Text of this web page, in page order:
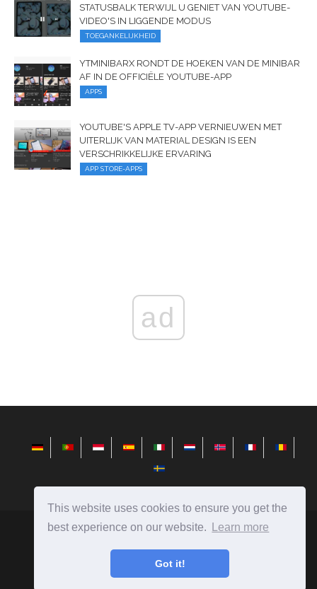
This website uses cookies to ensure you get the
best experience on our website.
Learn more
Got it!
STATUSBALK TERWIJL U GENIET VAN YOUTUBE-
VIDEO'S IN LIGGENDE MODUS
TOEGANKELIJKHEID
YTMINIBARX RONDT DE HOEKEN VAN DE MINIBAR
AF IN DE OFFICIËLE YOUTUBE-APP
APPS
YOUTUBE'S APPLE TV-APP VERNIEUWEN MET
UITERLIJK VAN MATERIAL DESIGN IS EEN
VERSCHRIKKELIJKE ERVARING
APP STORE-APPS
ad
2026
Nieuws uit de wereld van technologie, recensies op
computers, smartphones en nog veel meer!